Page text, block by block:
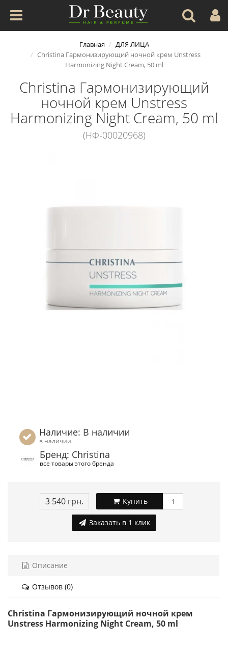
Главная
ДЛЯ ЛИЦА
Christina Гармонизирующий ночной крем Unstress
Harmonizing Night Cream, 50 ml
Christina Гармонизирующий
ночной крем Unstress
Harmonizing Night Cream, 50 ml
(НФ-00020968)
Наличие: В наличии
в наличии
Бренд: Christina
все товары этого бренда
3 540 грн. Купить
Заказать в 1 клик
Описание
Отзывов (0)
Christina Гармонизирующий ночной крем
Unstress Harmonizing Night Cream, 50 ml